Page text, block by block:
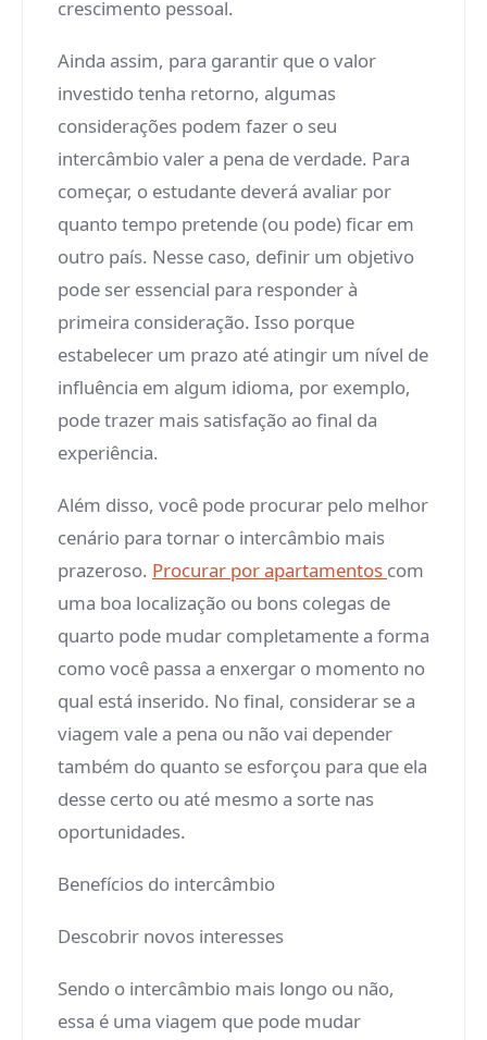
crescimento pessoal.
Ainda assim, para garantir que o valor
investido tenha retorno, algumas
considerações podem fazer o seu
intercâmbio valer a pena de verdade. Para
começar, o estudante deverá avaliar por
quanto tempo pretende (ou pode) ficar em
outro país. Nesse caso, definir um objetivo
pode ser essencial para responder à
primeira consideração. Isso porque
estabelecer um prazo até atingir um nível de
influência em algum idioma, por exemplo,
pode trazer mais satisfação ao final da
experiência.
Além disso, você pode procurar pelo melhor
cenário para tornar o intercâmbio mais
prazeroso. Procurar por apartamentos com
uma boa localização ou bons colegas de
quarto pode mudar completamente a forma
como você passa a enxergar o momento no
qual está inserido. No final, considerar se a
viagem vale a pena ou não vai depender
também do quanto se esforçou para que ela
desse certo ou até mesmo a sorte nas
oportunidades.
Benefícios do intercâmbio
Descobrir novos interesses
Sendo o intercâmbio mais longo ou não,
essa é uma viagem que pode mudar